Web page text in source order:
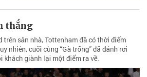
thắng
trên sân nhà, Tottenham đã có thời điểm
nhiên, cuối cùng “Gà trống” đã đánh rơi
khách giành lại một điểm ra về.